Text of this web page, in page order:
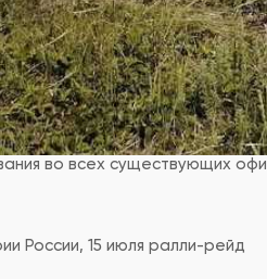
во всех существующих
России, 15 июля ралли-рейд